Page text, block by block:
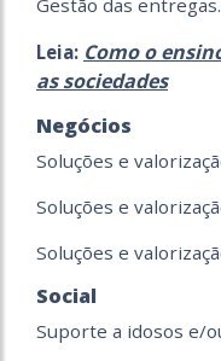
Gestão das entregas.
Leia: Como o
as sociedades
Negócios
Soluções e
Soluções e
Soluções e
Social
Suporte a idosos e/